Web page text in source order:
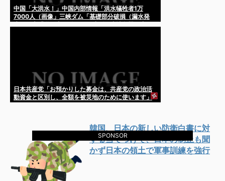
SPONSOR
中国「大洪水！」中国内部情報「洪水犠牲者1万
7000人（画像」三峡ダム「基礎部分破損（漏水発
日本共産党「お預かりした募金は、共産党の政治活
動資金と区別し、全額を被災地のために使います」
韓国、日本の新しい防衛白書に対
する当てつけで、日本の制止も聞
かず日本の領土で軍事訓練を強行